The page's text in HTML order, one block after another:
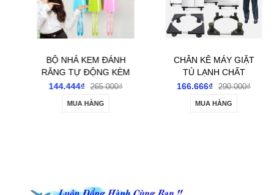
BỘ NHẢ KEM ĐÁNH
RĂNG TỰ ĐỘNG KÈM
3 CỐC
144.444₫ 265.000₫
MUA HÀNG
CHÂN KÊ MÁY GIẶT
TỦ LẠNH CHẤT
LƯỢNG CAO
166.666₫ 290.000₫
MUA HÀNG